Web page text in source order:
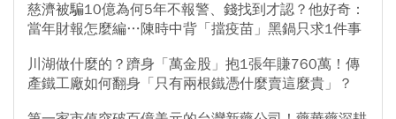
慈濟被騙10億為何5年不報警、錢找到才認？他好奇：
當年財報怎麼編…陳時中背「擋疫苗」黑鍋只求1件事
川湖做什麼的？躋身「萬金股」抱1張年賺760萬！傳
產鐵工廠如何翻身「只有兩根鐵憑什麼賣這麼貴」？